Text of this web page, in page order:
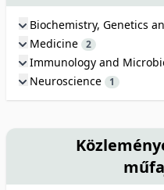
Biochemistry, Genetics
Medicine 2
Immunology and
Neuroscience 1